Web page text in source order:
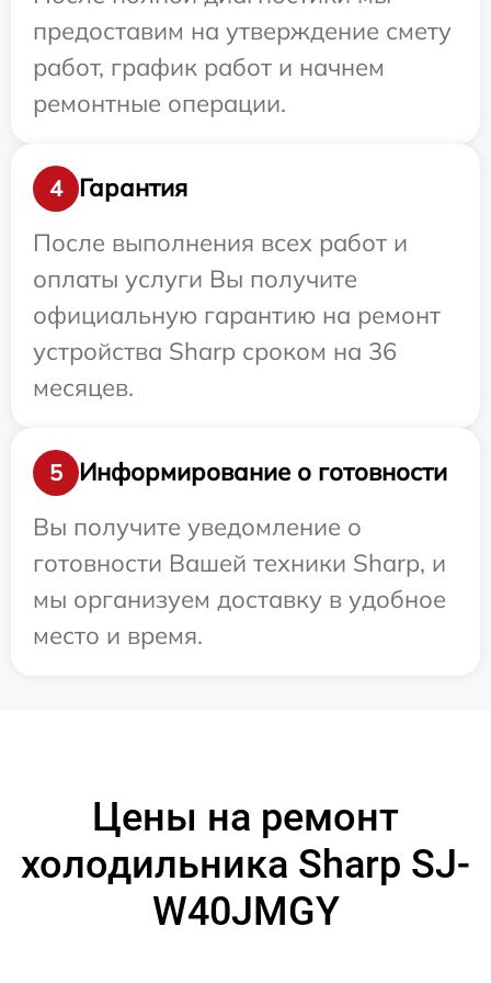
предоставим на утверждение смету
работ, график работ и начнем
ремонтные операции.
4
Гарантия
После выполнения всех работ и
оплаты услуги Вы получите
официальную гарантию на ремонт
устройства Sharp сроком на 36
месяцев.
5
Информирование о готовности
Вы получите уведомление о
готовности Вашей техники Sharp, и
мы организуем доставку в удобное
место и время.
Цены на ремонт
холодильника Sharp SJ-
W40JMGY